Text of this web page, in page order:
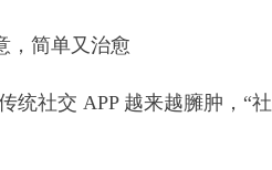
简单又治愈
社交 APP 越来越臃肿，“社